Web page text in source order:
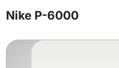
Nike P-6000